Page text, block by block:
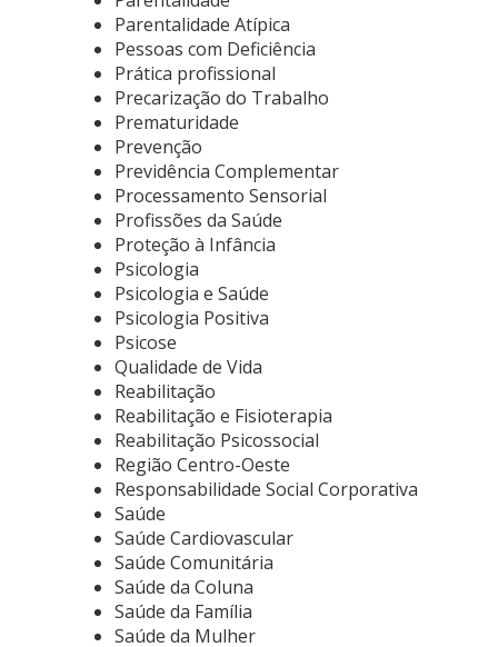
Parentalidade Atípica
Pessoas com Deficiência
Prática profissional
Precarização do Trabalho
Prematuridade
Prevenção
Previdência Complementar
Processamento Sensorial
Profissões da Saúde
Proteção à Infância
Psicologia
Psicologia e Saúde
Psicologia Positiva
Psicose
Qualidade de Vida
Reabilitação
Reabilitação e Fisioterapia
Reabilitação Psicossocial
Região Centro-Oeste
Responsabilidade Social Corporativa
Saúde
Saúde Cardiovascular
Saúde Comunitária
Saúde da Coluna
Saúde da Família
Saúde da Mulher